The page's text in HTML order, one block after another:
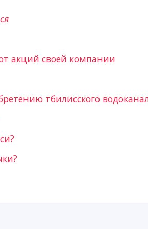
акций своей компании
тбилисского